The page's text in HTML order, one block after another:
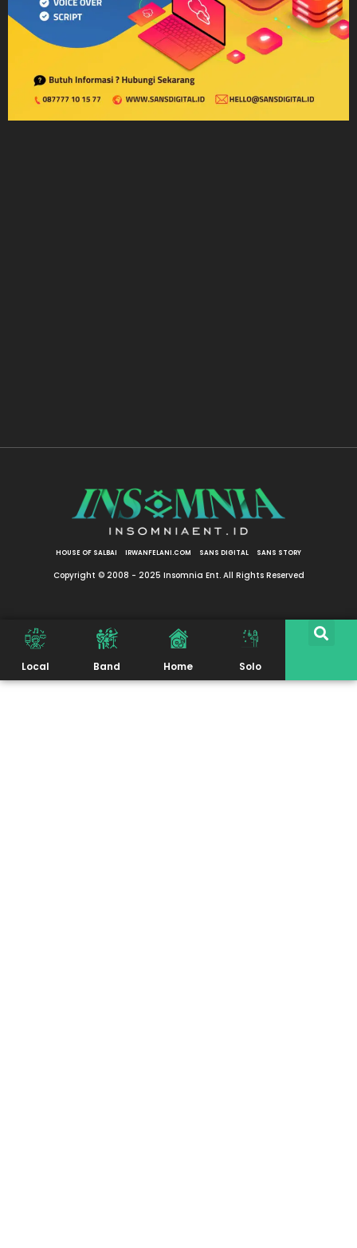
HOUSE OF SALBAI IRWANFELANI.COM SANS DIGITAL SANS STORY
Copyright © 2008 - 2025 Insomnia Ent. All Rights Reserved
Local Band Home Solo